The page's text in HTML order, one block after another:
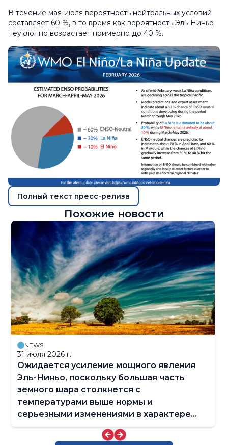
В течение мая-июля вероятность нейтральных условий
составляет 60 %, в то время как вероятность Эль-Ниньо
неуклонно возрастает примерно до 40 %.
Полный текст пресс-релиза
Похожие новости
NEWS
31 июля 2026 г.
Ожидается усиление мощного явления
Эль-Ниньо, поскольку большая часть
земного шара столкнется с
температурами выше нормы и
серьезными изменениями в характере
осадков